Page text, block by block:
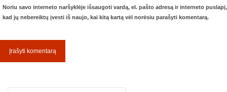
Noriu savo interneto naršyklėje išsaugoti vardą, el. pašto adresą ir interneto puslapį,
kad jų nebereiktų įvesti iš naujo, kai kitą kartą vėl norėsiu parašyti komentarą.